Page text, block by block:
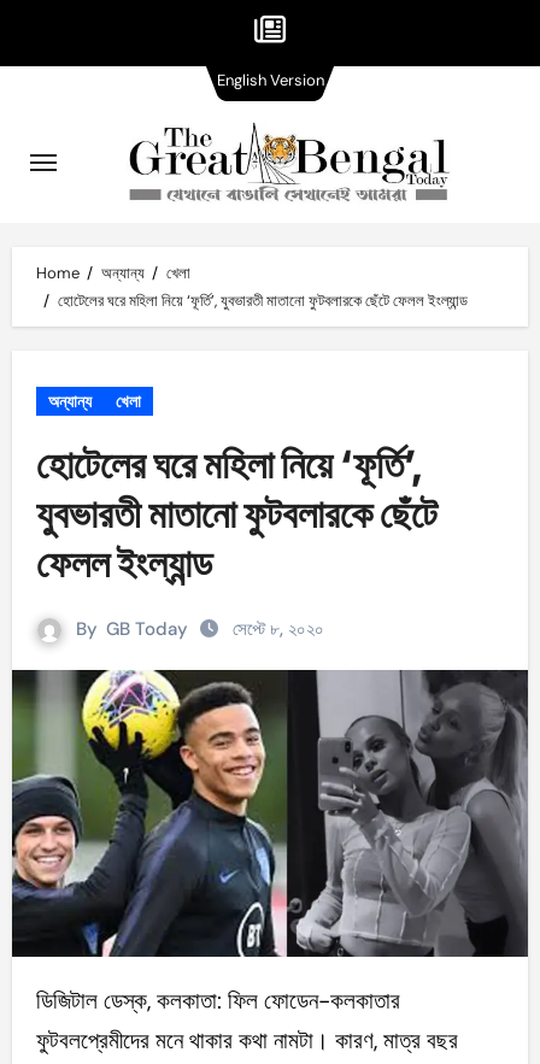
content
Home অন্যান্য
খেলা
হোটেলের ঘরে মহিলা নিয়ে ‘ফূর্তি’, যুবভারতী মাতানো ফুটবলারকে ছেঁটে ফেলল ইংল্যান্ড
অন্যান্য খেলা
হোটেলের ঘরে মহিলা নিয়ে ‘ফূর্তি’,
যুবভারতী মাতানো ফুটবলারকে ছেঁটে
ফেলল ইংল্যান্ড
By GB Today সেপ্টে ৮, ২০২০
ডিজিটাল ডেস্ক, কলকাতা: ফিল ফোডেন-কলকাতার
ফুটবলপ্রেমীদের মনে থাকার কথা নামটা। কারণ, মাত্র বছর
English VersionVersion